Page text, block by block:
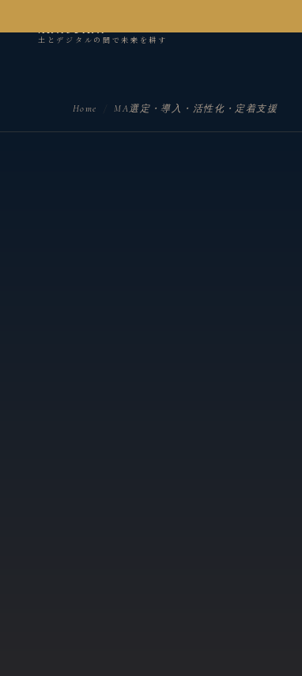
kanseian
土とデジタルの間で未来を耕す
Home MA選定・導入・活性化・定着支援